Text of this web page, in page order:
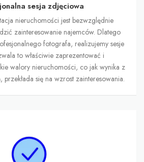
sesja zdjęciowa
nieruchomości jest bezwzględnie
zainteresowanie najemców. Dlatego
fotografa, realizujemy sesje
to właściwie zaprezentować i
walory nieruchomości, co jak wynika z
się na wzrost zainteresowania.